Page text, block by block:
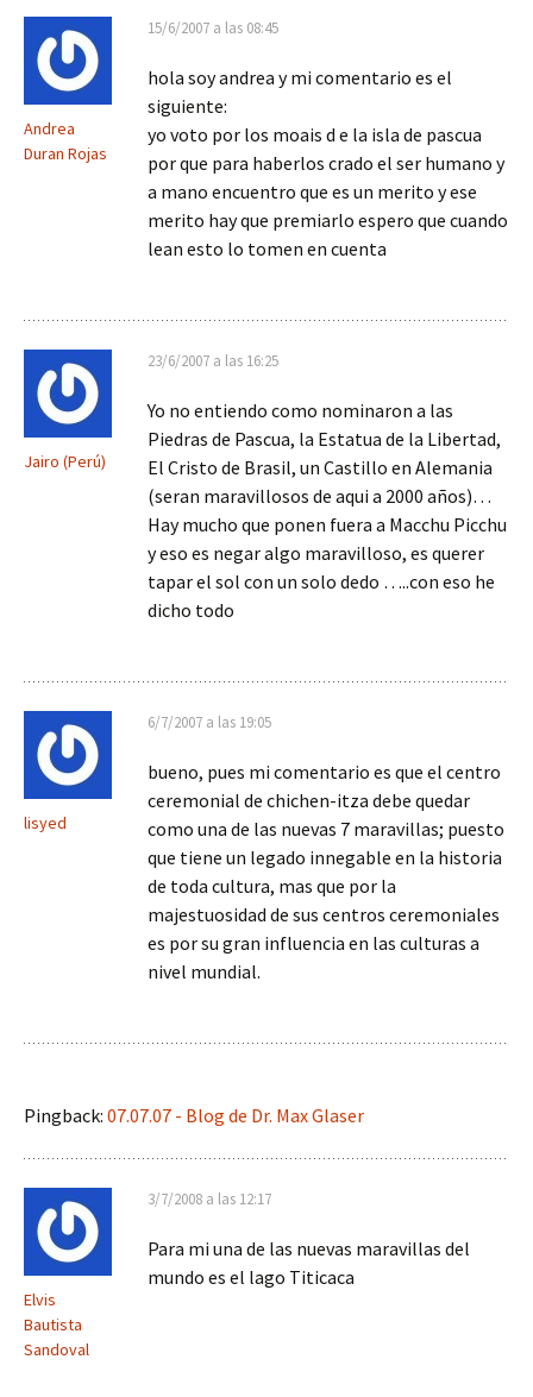
Andrea
Duran Rojas
15/6/2007 a las 08:45
hola soy andrea y mi comentario es el
siguiente:
yo voto por los moais d e la isla de pascua
por que para haberlos crado el ser humano y
a mano encuentro que es un merito y ese
merito hay que premiarlo espero que cuando
lean esto lo tomen en cuenta
Jairo (Perú)
23/6/2007 a las 16:25
Yo no entiendo como nominaron a las
Piedras de Pascua, la Estatua de la Libertad,
El Cristo de Brasil, un Castillo en Alemania
(seran maravillosos de aqui a 2000 años)…
Hay mucho que ponen fuera a Macchu Picchu
y eso es negar algo maravilloso, es querer
tapar el sol con un solo dedo …..con eso he
dicho todo
lisyed
6/7/2007 a las 19:05
bueno, pues mi comentario es que el centro
ceremonial de chichen-itza debe quedar
como una de las nuevas 7 maravillas; puesto
que tiene un legado innegable en la historia
de toda cultura, mas que por la
majestuosidad de sus centros ceremoniales
es por su gran influencia en las culturas a
nivel mundial.
Pingback: 07.07.07 - Blog de Dr. Max Glaser
Elvis
Bautista
Sandoval
3/7/2008 a las 12:17
Para mi una de las nuevas maravillas del
mundo es el lago Titicaca